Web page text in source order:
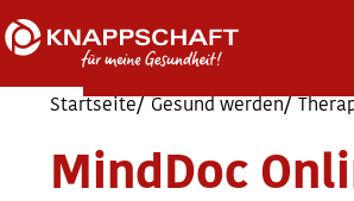
Startseite Gesund werden
MindDoc